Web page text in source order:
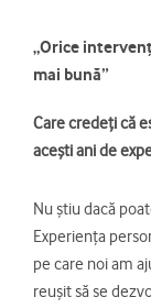
„Orice
mai bună”
Care credeți că
acești ani de
Nu știu dacă
Experiența
pe care noi am
reușit să se